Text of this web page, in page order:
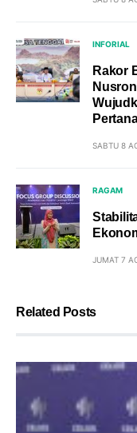
INFORIAL
Rakor
SABTU 8
RAGAM
JUMAT 7
Related Posts